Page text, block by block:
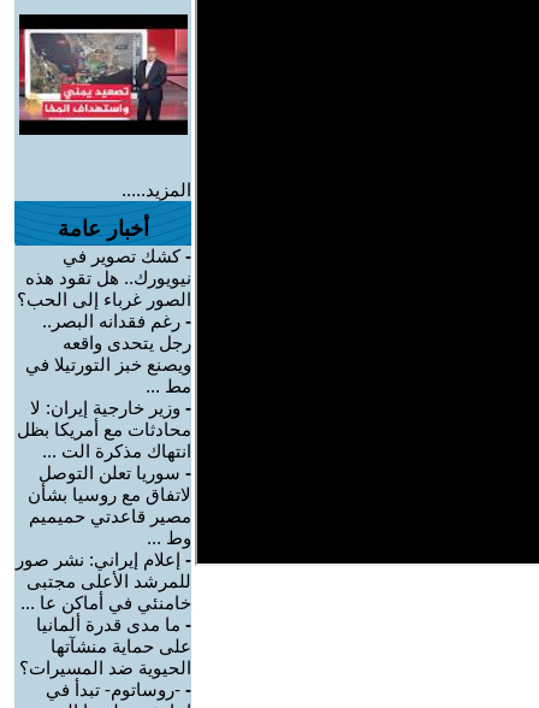
المزيد.....
أخبار عامة
-كشك تصوير في
نيويورك.. هل تقود هذه
الصور غرباء إلى الحب؟
- رغم فقدانه البصر..
رجل يتحدى واقعه
ويصنع خبز التورتيلا في
مط ...
- وزير خارجية إيران: لا
محادثات مع أمريكا بظل
انتهاك مذكرة الت ...
- سوريا تعلن التوصل
لاتفاق مع روسيا بشأن
مصير قاعدتي حميميم
وط ...
- إعلام إيراني: نشر صور
للمرشد الأعلى مجتبى
خامنئي في أماكن عا ...
- ما مدى قدرة ألمانيا
على حماية منشآتها
الحيوية ضد المسيرات؟
- -روساتوم- تبدأ في